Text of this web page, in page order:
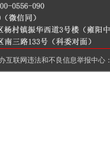
互联网违法和不良信息举报中心：